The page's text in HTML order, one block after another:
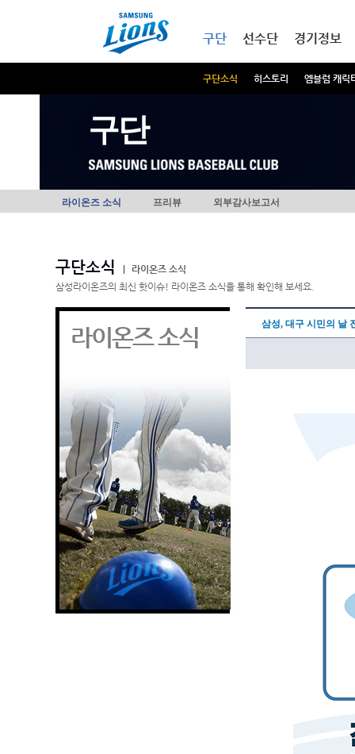
구단
구단소식 히스토리 엠블럼 캐릭
선수단 경기정보
구단
라이온즈 소식 프리뷰 외부감사보고서
구단소식
라이온즈 소식
삼성라이온즈의 최신 핫이슈! 라이온즈 소식을 통해 확인해 보세요.
라이온즈 소식 삼성, 대구 시민의 날